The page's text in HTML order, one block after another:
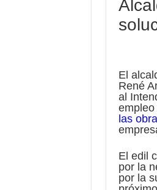
El
René
al
las
El edil
por la
por la